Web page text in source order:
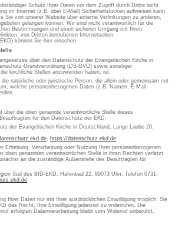
Schutz Ihrer Daten vor dem Zugriff durch Dritte nicht
im Internet (z.B. über E-Mail) Sicherheitslücken aufweisen kann.
Sie von unserer Website über externe Verlinkungen zu anderen,
gelangen können. Wir sind nicht verantwortlich für die
Bestimmungen und einen sicheren Umgang mit Ihren
von Dritten betriebenen Internetseiten.
können Sie hier einsehen.
über den Datenschutz der Evangelischen Kirche in
Grundverordnung (DS-GVO) sowie sonstiger
kirchliche Stellen anzuwenden haben, ist:
natürliche oder juristische Person, die allein oder gemeinsam mit
welche personenbezogenen Daten (z.B. Namen, E-Mail-
über die oben genannte verantwortliche Stelle dieses
für den Datenschutz der EKD.
der Evangelischen Kirche in Deutschland, Lange Laube 20,
, https://datenschutz.ekd.de
Erhebung, Verarbeitung oder Nutzung Ihrer personenbezogenen
oben genannten verantwortlichen Stelle in ihren Rechten verletzt
an die zuständige Außenstelle des Beauftragten für
Süd des BfD-EKD, Hafenbad 22, 89073 Ulm, Telefon 0731-
Ihrer Daten nur mit Ihrer ausdrücklichen Einwilligung möglich. Sie
das Recht, Ihre Einwilligung jederzeit zu widerrufen. Die
erfolgten Datenverarbeitung bleibt vom Widerruf unberührt.